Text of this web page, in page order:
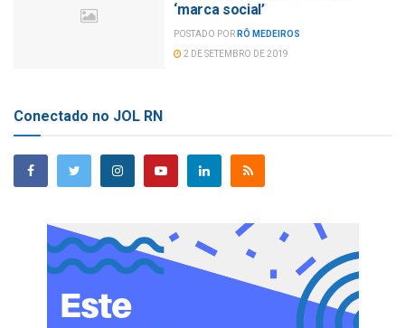
‘marca social’
POSTADO POR RÔ MEDEIROS
2 DE SETEMBRO DE 2019
Conectado no JOL RN